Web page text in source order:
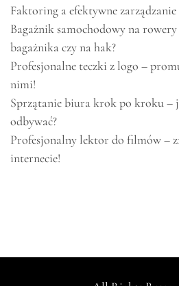
Faktoring a efektywne
Bagażnik samochodowy na
bagażnika czy na hak?
Profesjonalne teczki z logo –
nimi!
Sprzątanie biura krok po kroku –
odbywać?
Profesjonalny lektor do filmów –
internecie!